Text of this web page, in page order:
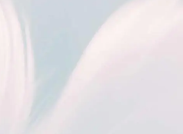
即可。 4) 什么“干预动作”反而容易适得
其反？ 不太推荐：频繁删除重发、连续
多次点“请求编入索引”、为了收录强行堆
关键词、随意改 URL 或标题 这些操作会
让 Google 重新评估页面稳定性，反而拖
慢收录。 5) 一个实用判断标准 如果一篇
文章：已被抓取、没有 noindex / robots